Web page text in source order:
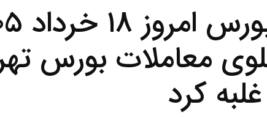
آخرین
معاملات بورس
غلبه کرد